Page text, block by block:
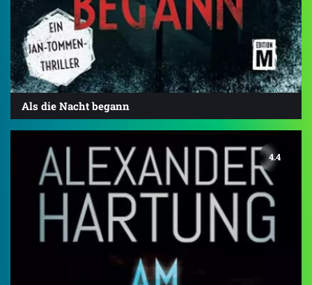
Als die Nacht begann
4.4